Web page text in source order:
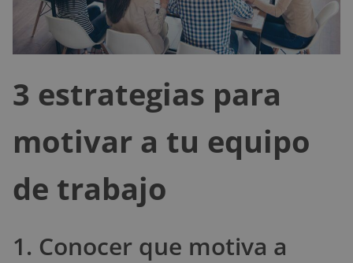
3 estrategias para
motivar a tu equipo
de trabajo
1. Conocer que motiva a